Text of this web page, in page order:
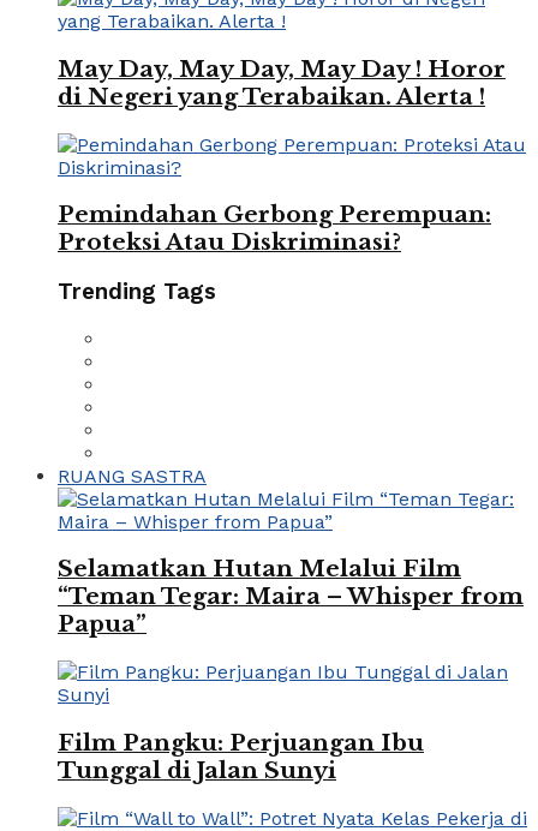
May Day, May Day, May Day ! Horor
di Negeri yang Terabaikan. Alerta !
Pemindahan Gerbong Perempuan:
Proteksi Atau Diskriminasi?
Trending Tags
RUANG SASTRA
Selamatkan Hutan Melalui Film
“Teman Tegar: Maira – Whisper from
Papua”
Film Pangku: Perjuangan Ibu
Tunggal di Jalan Sunyi